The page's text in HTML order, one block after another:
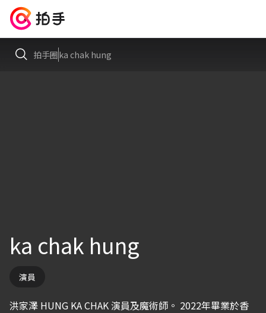
拍手圈ka chak hung
ka chak hung
演員
洪家澤 HUNG KA CHAK 演員及魔術師。 2022年畢業於香